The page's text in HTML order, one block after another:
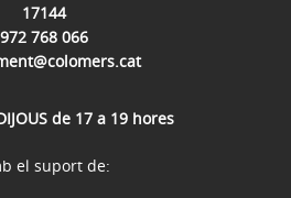
17144
972 768 066
de 17 a 19 hores
el suport de: